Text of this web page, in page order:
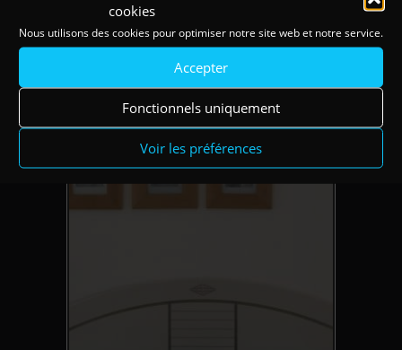
cookies
Nous utilisons des cookies pour optimiser notre site web et notre service.
Accepter
Fonctionnels uniquement
Voir les préférences
Existe en coloris